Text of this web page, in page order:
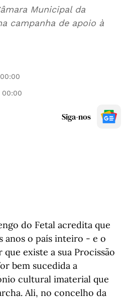
Municipal da
campanha de apoio à
00:00
Siga-nos
do Fetal acredita que
anos o país inteiro - e o
existe a sua Procissão
bem sucedida a
cultural imaterial que
Ali, no concelho da